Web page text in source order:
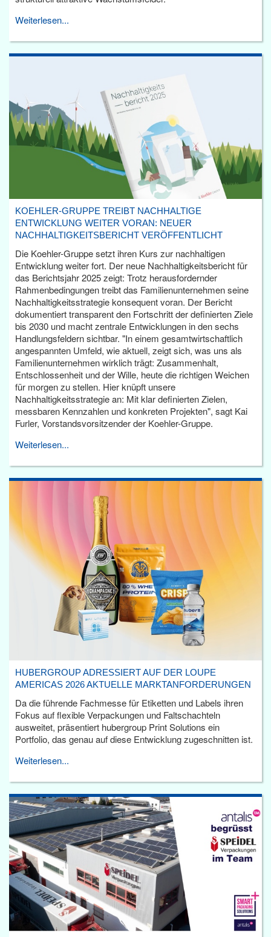
Weiterlesen...
KOEHLER-GRUPPE TREIBT NACHHALTIGE
ENTWICKLUNG WEITER VORAN: NEUER
NACHHALTIGKEITSBERICHT VERÖFFENTLICHT
Die Koehler-Gruppe setzt ihren Kurs zur nachhaltigen
Entwicklung weiter fort. Der neue Nachhaltigkeitsbericht für
das Berichtsjahr 2025 zeigt: Trotz herausfordernder
Rahmenbedingungen treibt das Familienunternehmen seine
Nachhaltigkeitsstrategie konsequent voran. Der Bericht
dokumentiert transparent den Fortschritt der definierten Ziele
bis 2030 und macht zentrale Entwicklungen in den sechs
Handlungsfeldern sichtbar. "In einem gesamtwirtschaftlich
angespannten Umfeld, wie aktuell, zeigt sich, was uns als
Familienunternehmen wirklich trägt: Zusammenhalt,
Entschlossenheit und der Wille, heute die richtigen Weichen
für morgen zu stellen. Hier knüpft unsere
Nachhaltigkeitsstrategie an: Mit klar definierten Zielen,
messbaren Kennzahlen und konkreten Projekten", sagt Kai
Furler, Vorstandsvorsitzender der Koehler-Gruppe.
Weiterlesen...
HUBERGROUP ADRESSIERT AUF DER LOUPE
AMERICAS 2026 AKTUELLE MARKTANFORDERUNGEN
Da die führende Fachmesse für Etiketten und Labels ihren
Fokus auf flexible Verpackungen und Faltschachteln
ausweitet, präsentiert hubergroup Print Solutions ein
Portfolio, das genau auf diese Entwicklung zugeschnitten ist.
Weiterlesen...